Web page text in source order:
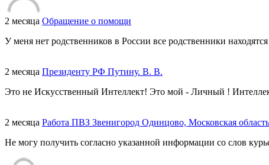
2 месяца Обращение о помощи
У меня нет родственников в России все родственники
2 месяца Президенту РФ Путину. В. В.
Это не Искусственный Интеллект! Это мой - Личный !
2 месяца Работа ПВЗ Звенигород Одинцово, Московская область
Не могу получить согласно указанной информации со слов